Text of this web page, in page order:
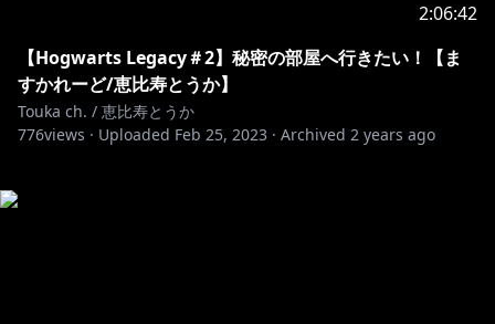
2:06:42
【Hogwarts Legacy＃2】秘密の部屋へ行きたい！【ま
すかれーど/恵比寿とうか】
Touka ch. / 恵比寿とうか
776views · Uploaded Feb 25, 2023 · Archived 2 years ago